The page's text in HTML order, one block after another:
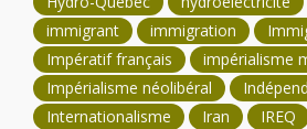
immigrant
immigration
Impératif français
impérialisme
Impérialisme néolibéral
Internationalisme
Iran IREQ